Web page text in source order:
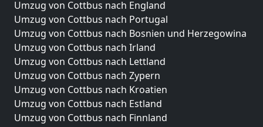
Umzug von Cottbus nach England
Umzug von Cottbus nach Portugal
Umzug von Cottbus nach Bosnien und Herzegowina
Umzug von Cottbus nach Irland
Umzug von Cottbus nach Lettland
Umzug von Cottbus nach Zypern
Umzug von Cottbus nach Kroatien
Umzug von Cottbus nach Estland
Umzug von Cottbus nach Finnland